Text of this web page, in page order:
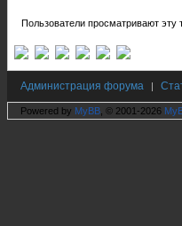
Пользователи просматривают эту
Администрация форума |
Powered by MyBB , © 2001-2026